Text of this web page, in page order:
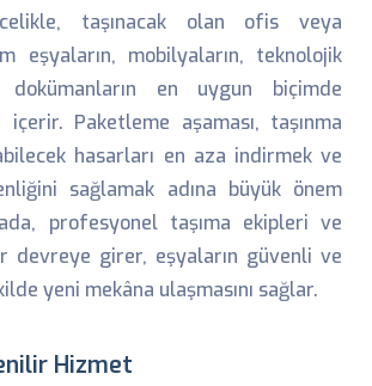
taşınacak olan ofis veya
eşyaların, mobilyaların, teknolojik
dokümanların en uygun biçimde
içerir. Paketleme aşaması, taşınma
hasarları en aza indirmek ve
sağlamak adına büyük önem
profesyonel taşıma ekipleri ve
devreye girer, eşyaların güvenli ve
yeni mekâna ulaşmasını sağlar.
Hizmet